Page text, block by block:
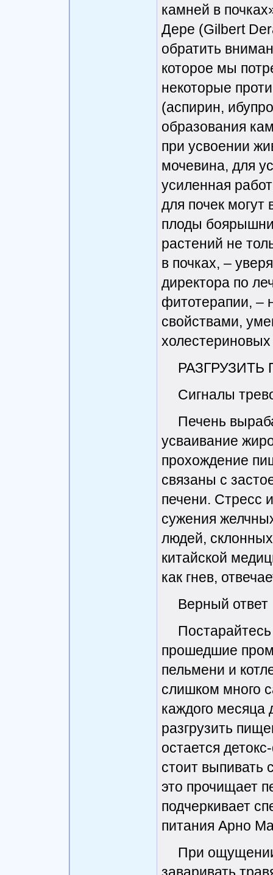
камней в
Дере (Gilbert
обратить
которое мы
некоторые
(аспирин,
образования
при усвоении
мочевина, для
усиленная
для почек
плоды
растений не
в почках, –
директора по
фитотерапии, –
свойствами,
РАЗГРУЗИТЬ
Сигналы
Печень
усваивание
прохождение
связаны с
печени. Стресс
сужения
людей,
китайской
как гнев,
Верный ответ
прошедшие
пельмени и
слишком много
каждого месяца
разгрузить
остается
стоит выпивать
это прочищает
подчеркивает
питания Арно
При